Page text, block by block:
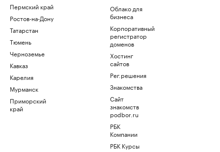
Пермский край
Ростов-на-Дону
Татарстан
Тюмень
Черноземье
Кавказ
Карелия
Мурманск
Приморский
край
Облако для
бизнеса
Корпоративный
регистратор
доменов
Хостинг
сайтов
Рег.решения
Знакомства
Сайт
знакомств
podbor.ru
РБК
Компании
РБК Курсы